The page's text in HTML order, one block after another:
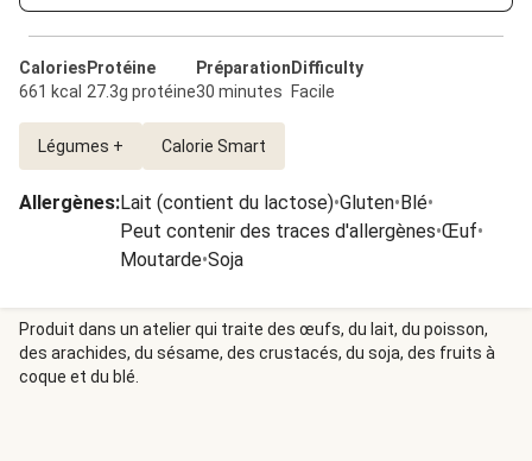
Calories
661 kcal
Protéine
27.3g protéine
Préparation
30 minutes
Difficulty
Facile
Légumes + Calorie Smart
Allergènes:Lait (contient du lactose)•Gluten•Blé•
Peut contenir des traces d'allergènes•Œuf•
Moutarde•Soja
Produit dans un atelier qui traite des œufs, du lait, du poisson,
des arachides, du sésame, des crustacés, du soja, des fruits à
coque et du blé.